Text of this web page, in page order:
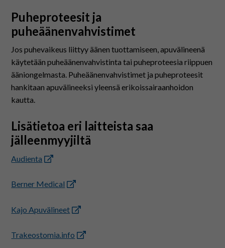
Puheproteesit ja
puheäänenvahvistimet
Jos puhevaikeus liittyy äänen tuottamiseen, apuvälineenä
käytetään puheäänenvahvistinta tai puheproteesia riippuen
ääniongelmasta. Puheäänenvahvistimet ja puheproteesit
hankitaan apuvälineeksi yleensä erikoissairaanhoidon
kautta.
Lisätietoa eri laitteista saa
jälleenmyyjiltä
Audienta
Berner Medical
Kajo Apuvälineet
Trakeostomia.info